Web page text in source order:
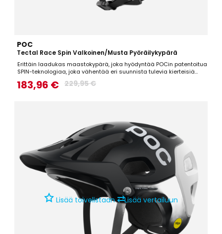
POC
Tectal Race Spin Valkoinen/Musta Pyöräilykypärä
Erittäin laadukas maastokypärä, joka hyödyntää POCin patentoitua
SPIN-teknologiaa, joka vähentää eri suunnista tulevia kierteisiä
iskuja. Todella hyvin suojaava maastokypärä, joka on lisäksi
mukava, kevyt sekä hyvin ilmastoitu.Tekniset tiedot: Aramid-
183,96 € 229,95 €
Lisää toivelistaan⇄Lisää vertailuun